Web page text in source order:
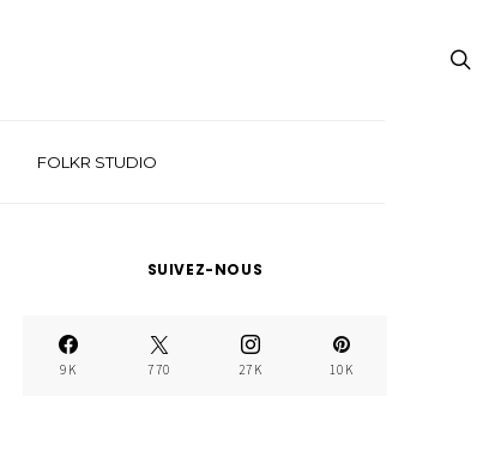
FOLKR STUDIO
SUIVEZ-NOUS
9K 770 27K 10K